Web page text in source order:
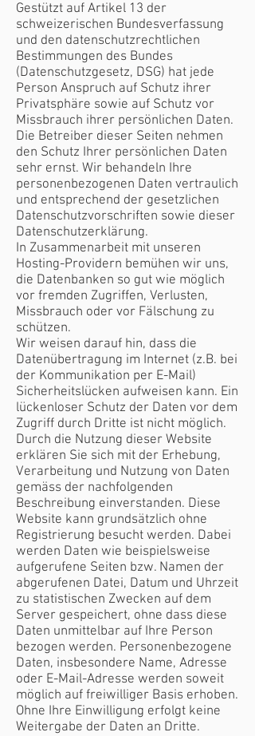
Gestützt auf Artikel 13 der
schweizerischen Bundesverfassung
und den datenschutzrechtlichen
Bestimmungen des Bundes
(Datenschutzgesetz, DSG) hat jede
Person Anspruch auf Schutz ihrer
Privatsphäre sowie auf Schutz vor
Missbrauch ihrer persönlichen Daten.
Die Betreiber dieser Seiten nehmen
den Schutz Ihrer persönlichen Daten
sehr ernst. Wir behandeln Ihre
personenbezogenen Daten vertraulich
und entsprechend der gesetzlichen
Datenschutzvorschriften sowie dieser
Datenschutzerklärung.
In Zusammenarbeit mit unseren
Hosting-Providern bemühen wir uns,
die Datenbanken so gut wie möglich
vor fremden Zugriffen, Verlusten,
Missbrauch oder vor Fälschung zu
schützen.
Wir weisen darauf hin, dass die
Datenübertragung im Internet (z.B. bei
der Kommunikation per E-Mail)
Sicherheitslücken aufweisen kann. Ein
lückenloser Schutz der Daten vor dem
Zugriff durch Dritte ist nicht möglich.
Durch die Nutzung dieser Website
erklären Sie sich mit der Erhebung,
Verarbeitung und Nutzung von Daten
gemäss der nachfolgenden
Beschreibung einverstanden. Diese
Website kann grundsätzlich ohne
Registrierung besucht werden. Dabei
werden Daten wie beispielsweise
aufgerufene Seiten bzw. Namen der
abgerufenen Datei, Datum und Uhrzeit
zu statistischen Zwecken auf dem
Server gespeichert, ohne dass diese
Daten unmittelbar auf Ihre Person
bezogen werden. Personenbezogene
Daten, insbesondere Name, Adresse
oder E-Mail-Adresse werden soweit
möglich auf freiwilliger Basis erhoben.
Ohne Ihre Einwilligung erfolgt keine
Weitergabe der Daten an Dritte.